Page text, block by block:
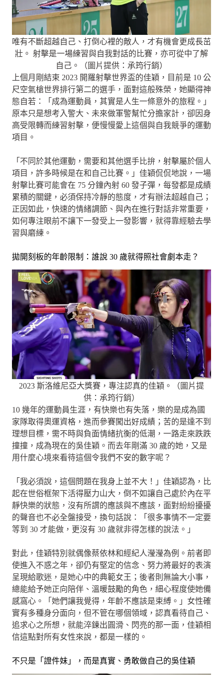
唯有不斷超越自己、打倒心裡的敵人，才有機會更成長茁
壯。 射擊是一場練習與自我對話的比賽，亦可從中了解
自己。（圖片提供：承筠行銷）
上個月剛結束 2023 開羅射擊世界盃的佳穎，目前是 10 公
尺空氣槍世界排行第二的選手，面對這般殊榮，她顯得神
態自若：「成為運動員，其實是人生一條意外的旅程。」
原本只是想考入警大、未來做軍警幫忙分擔家計，卻因身
高受限轉而練習射擊，便慢慢愛上這個與自我競爭的運動
項目。
「不同於其他運動，需要和其他選手比拚，射擊屬於個人
項目，許多時候是在和自己比賽。」佳穎侃侃地說，一場
射擊比賽可能會在 75 分鐘內射 60 發子彈，每發都是成績
累積的關鍵，必須保持冷靜的態度，才有辦法超越自己；
正因如此，快速的情緒調節、與內在進行對話非常重要，
如何專注眼前不讓下一發受上一發影響，就得靠經驗去學
習與磨練。
拋開刻板的年齡限制：誰說 30 歲就得照社會劇本走？
2023 斯洛維尼亞大獎賽，專注認真的佳穎。（圖片提
供：承筠行銷）
10 幾年的運動員生涯，有快樂也有失落，樂的是成為國
家隊取得奧運資格，進而參賽闖出好成績；苦的是達不到
理想目標，需不時與負面情緒抗衡的低潮，一路走來跌跌
撞撞，成為現在的吳佳穎。而去年剛滿 30 歲的她，又是
用什麼心境來看待這個令我們不安的數字呢？
「我必須說，這個問題在我身上並不大！」佳穎認為，比
起在世俗框架下活得壓力山大，倒不如讓自己處於內在平
靜快樂的狀態，沒有所謂的應該與不應該，面對紛紛擾擾
的聲音也不必全盤接受，換句話說：「很多事情不一定要
等到 30 才能做，更沒有 30 歲就非得怎樣的說法。」
對此，佳穎特別就偶像蔡依林和經紀人瀅瀅為例。前者即
使進入不惑之年，卻仍有堅定的信念、努力將最好的表演
呈現給歌迷，是她心中的典範女王；後者則無論大小事，
總能給予她正向陪伴、溫暖鼓勵的角色，細心程度使她備
感窩心。「她們讓我覺得，年齡不應該是束縛。」女性確
實有多種身分面向，但不管在哪個領域，認真看待自己、
追求心之所想，就能淬鍊出圓滑、閃亮的那一面，佳穎相
信這點對所有女性來說，都是一樣的。
不只是「證件妹」，而是真實、勇敢做自己的吳佳穎